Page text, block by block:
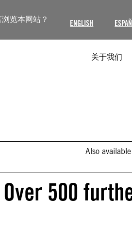
览本网站？ ENGLISH
关于我们
Also
500